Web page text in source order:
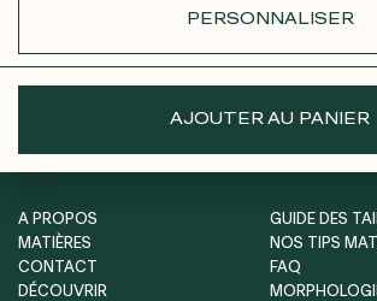
PERSONNALISER
AJOUTER AU PANIER
A PROPOS
MATIÈRES
CONTACT
DÉCOUVRIR
GUIDE DES
NOS TIPS
FAQ